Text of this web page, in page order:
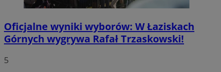
Oficjalne wyniki wyborów: W Łaziskach
Górnych wygrywa Rafał Trzaskowski!
5